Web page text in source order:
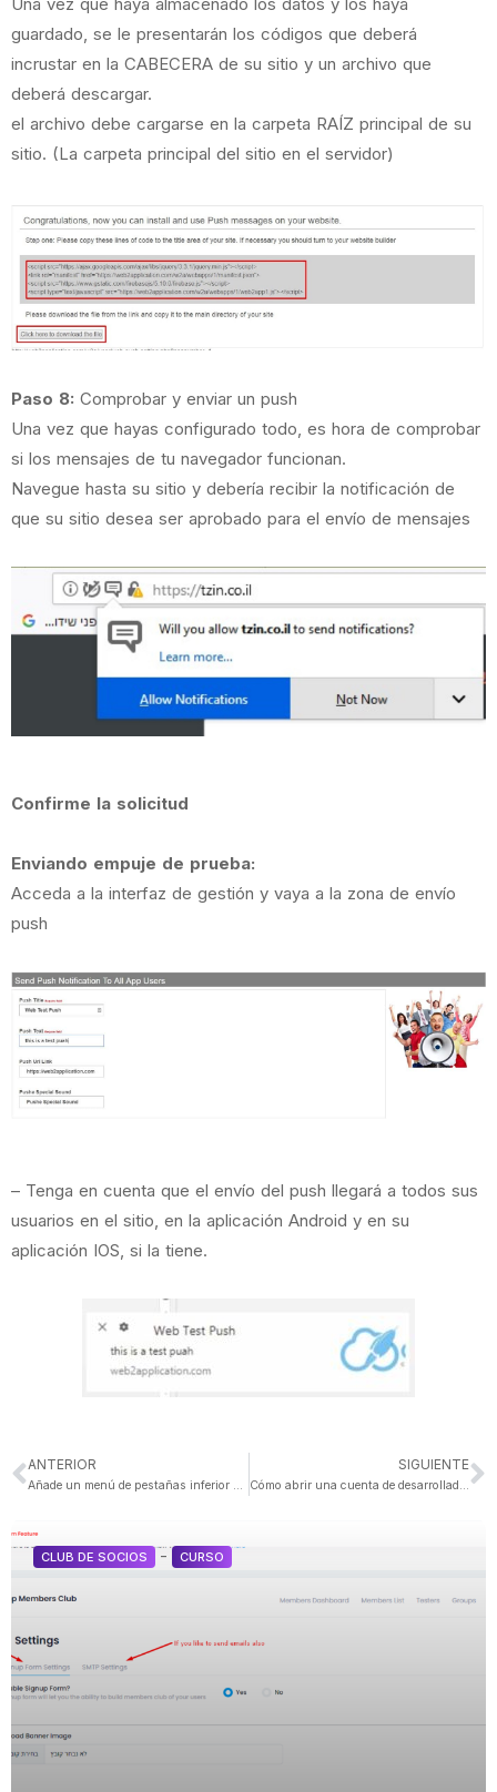
guardado, se le presentarán los códigos que deberá
incrustar en la CABECERA de su sitio y un archivo que
deberá descargar.
el archivo debe cargarse en la carpeta RAÍZ principal de su
sitio. (La carpeta principal del sitio en el servidor)
Paso 8: Comprobar y enviar un push
Una vez que hayas configurado todo, es hora de comprobar
si los mensajes de tu navegador funcionan.
Navegue hasta su sitio y debería recibir la notificación de
que su sitio desea ser aprobado para el envío de mensajes
Confirme la solicitud
Enviando empuje de prueba:
Acceda a la interfaz de gestión y vaya a la zona de envío
push
– Tenga en cuenta que el envío del push llegará a todos sus
usuarios en el sitio, en la aplicación Android y en su
aplicación IOS, si la tiene.
ANTERIOR
Añade un menú de pestañas inferior a tu aplicación para Android e iOS
SIGUIENTE
Cómo abrir una cuenta de desarrollador en Apple
CLUB DE SOCIOS - CURSO